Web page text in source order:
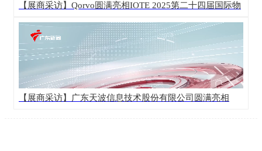
【展商采访】Qorvo圆满亮相IOTE 2025第二十四届国际物
【展商采访】广东天波信息技术股份有限公司圆满亮相